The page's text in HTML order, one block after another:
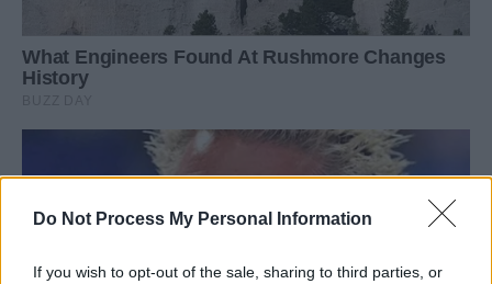
Do Not Process My Personal Information
If you wish to opt-out of the sale, sharing to third parties, or